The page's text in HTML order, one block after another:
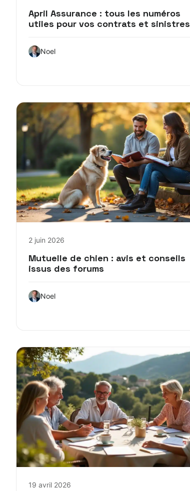
April Assurance : tous les numéros
utiles pour vos contrats et sinistres
Noel
2 juin 2026
Mutuelle de chien : avis et conseils
issus des forums
Noel
19 avril 2026